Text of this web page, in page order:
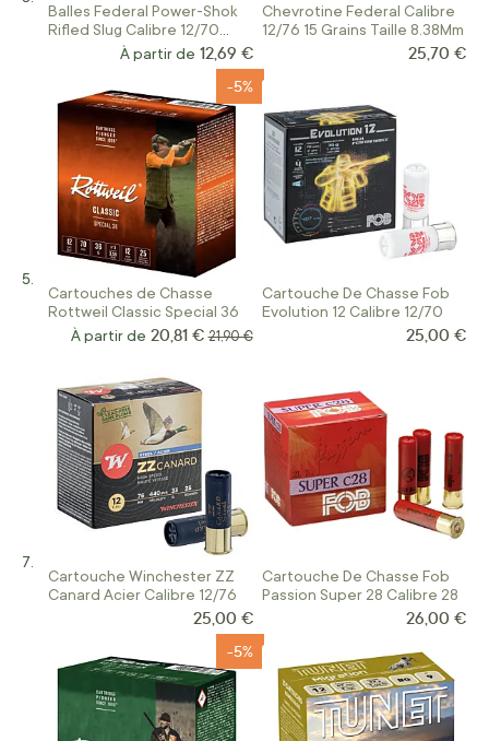
Balles Federal Power-Shok
Rifled Slug Calibre 12/70
Pointe CreuseÀ partir de 12,69 €
Chevrotine Federal Calibre
12/76 15 Grains Taille 8.38Mm
25,70 €
Cartouches de Chasse
Rottweil Classic Special 36
-5%
À partir de 20,81 € Prix normal
21,90 €
Cartouche De Chasse Fob
Evolution 12 Calibre 12/70
25,00 €
Cartouche Winchester ZZ
Canard Acier Calibre 12/76
25,00 €
Cartouche De Chasse Fob
Passion Super 28 Calibre 28
26,00 €
-5%